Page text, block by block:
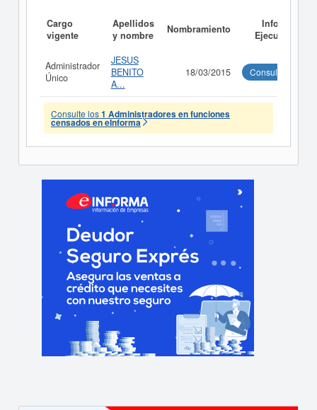
Cargo
vigente
Apellidos
y nombre
Nombramiento
Informe
Ejecutivo
Administrador
Único
JESUS
BENITO
A...
18/03/2015 Consultar
Consulte los1 Administradores en funciones
censados en eInforma